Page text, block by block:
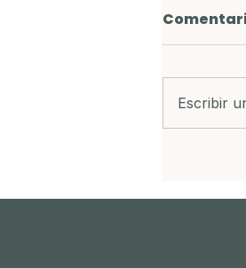
Escribir